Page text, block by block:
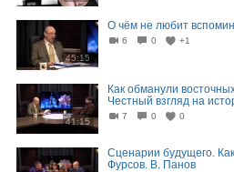
45:15
О чём не любит
6 0 +1
41:15
Как обманули
Честный взгляд на
7 0 0
Сценарии будущего.
Фурсов. В. Панов